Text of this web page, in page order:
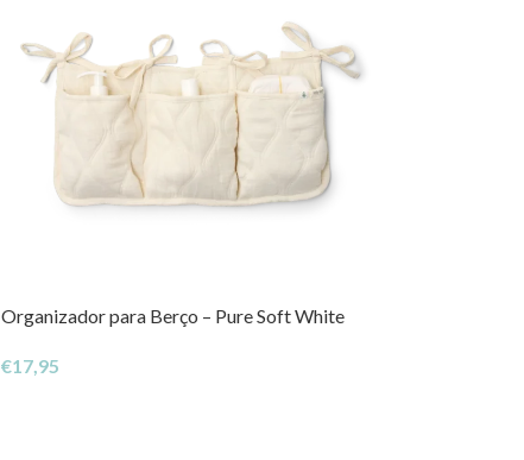
Organizador para Berço – Pure Soft White
€17,95